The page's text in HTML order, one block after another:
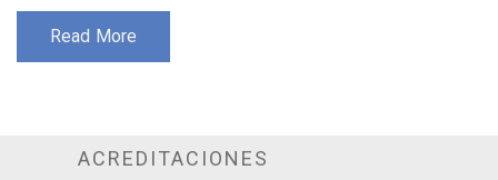
Read More
ACREDITACIONES